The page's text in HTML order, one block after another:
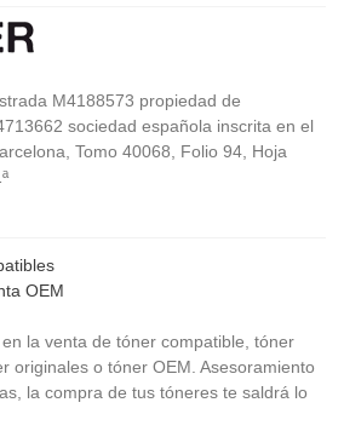
M4188573 propiedad de
sociedad española inscrita en el
Tomo 40068, Folio 94, Hoja
OEM
la venta de tóner compatible, tóner
originales o tóner OEM. Asesoramiento
la compra de tus tóneres te saldrá lo